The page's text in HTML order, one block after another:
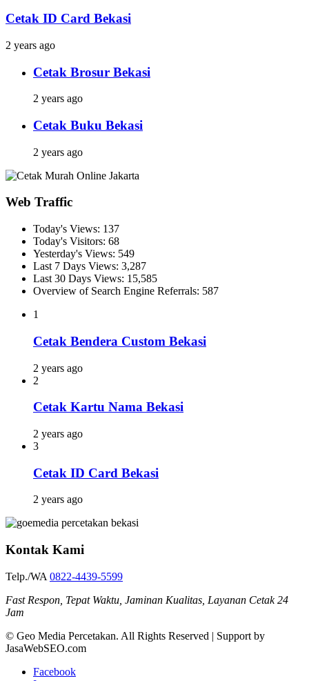
Cetak ID Card Bekasi
2 years ago
Cetak Brosur Bekasi
2 years ago
Cetak Buku Bekasi
2 years ago
Web Traffic
Today's Views: 137
Today's Visitors: 68
Yesterday's Views: 549
Last 7 Days Views: 3,287
Last 30 Days Views: 15,585
Overview of Search Engine Referrals: 587
1
Cetak Bendera Custom Bekasi
2 years ago
2
Cetak Kartu Nama Bekasi
2 years ago
3
Cetak ID Card Bekasi
2 years ago
Kontak Kami
Telp./WA 0822-4439-5599
Fast Respon, Tepat Waktu, Jaminan Kualitas, Layanan Cetak 24
Jam
© Geo Media Percetakan. All Rights Reserved | Support by
JasaWebSEO.com
Facebook